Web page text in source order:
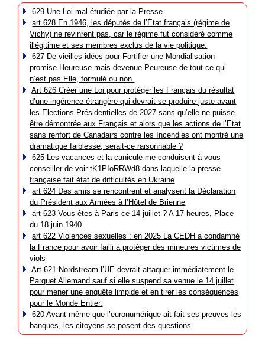
629 Une Loi mal étudiée par la Presse
art 628 En 1946, les députés de l’État français (régime de
Vichy) ne revinrent pas, car le régime fut considéré comme
illégitime et ses membres exclus de la vie politique.
627 De vieilles idées pour Fortifier une Mondialisation
promise Heureuse mais devenue Peureuse de tout ce qui
n’est pas Elle, formulé ou non.
Art 626 Créer une Loi pour protéger les Français du résultat
d’une ingérence étrangère qui devrait se produire juste avant
les Elections Présidentielles de 2027 sans qu’elle ne puisse
être démontrée aux Français et alors que les actions de l’Etat
sans renfort de Canadairs contre les Incendies ont montré une
dramatique faiblesse, serait-ce raisonnable ?
625 Les vacances et la canicule me conduisent à vous
conseiller de voir tK1PIoRRWd8 dans laquelle la presse
française fait état de difficultés en Ukraine
art 624 Des amis se rencontrent et analysent la Déclaration
du Président aux Armées à l’Hôtel de Brienne
art 623 Vous êtes à Paris ce 14 juillet ? A 17 heures, Place
du 18 juin 1940…
art 622 Violences sexuelles : en 2025 La CEDH a condamné
la France pour avoir failli à protéger des mineures victimes de
viols
Art 621 Nordstream l’UE devrait attaquer immédiatement le
Parquet Allemand sauf si elle suspend sa venue le 14 juillet
pour mener une enquête limpide et en tirer les conséquences
pour le Monde Entier.
620 Avant même que l’euronumérique ait fait ses preuves les
banques, les citoyens se posent des questions